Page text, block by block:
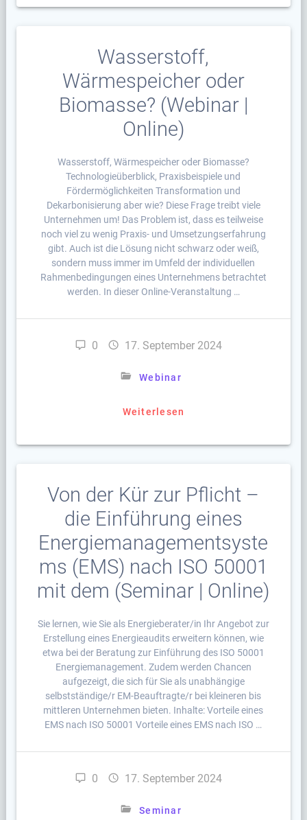
Wasserstoff,
Wärmespeicher oder
Biomasse? (Webinar |
Online)
Wasserstoff, Wärmespeicher oder Biomasse?
Technologieüberblick, Praxisbeispiele und
Fördermöglichkeiten Transformation und
Dekarbonisierung aber wie? Diese Frage treibt viele
Unternehmen um! Das Problem ist, dass es teilweise
noch viel zu wenig Praxis- und Umsetzungserfahrung
gibt. Auch ist die Lösung nicht schwarz oder weiß,
sondern muss immer im Umfeld der individuellen
Rahmenbedingungen eines Unternehmens betrachtet
werden. In dieser Online-Veranstaltung …
0 17. September 2024
Webinar
Weiterlesen
Von der Kür zur Pflicht –
die Einführung eines
Energiemanagementsyste
ms (EMS) nach ISO 50001
mit dem (Seminar | Online)
Sie lernen, wie Sie als Energieberater/in Ihr Angebot zur
Erstellung eines Energieaudits erweitern können, wie
etwa bei der Beratung zur Einführung des ISO 50001
Energiemanagement. Zudem werden Chancen
aufgezeigt, die sich für Sie als unabhängige
selbstständige/r EM-Beauftragte/r bei kleineren bis
mittleren Unternehmen bieten. Inhalte: Vorteile eines
EMS nach ISO 50001 Vorteile eines EMS nach ISO …
0 17. September 2024
Seminar